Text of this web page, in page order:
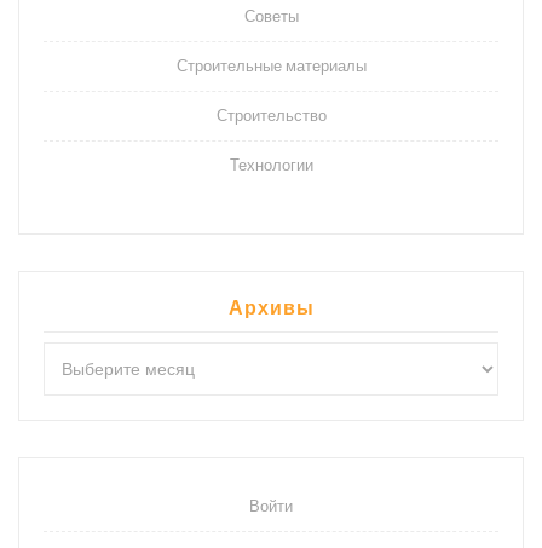
Советы
Строительные материалы
Строительство
Технологии
Архивы
Войти